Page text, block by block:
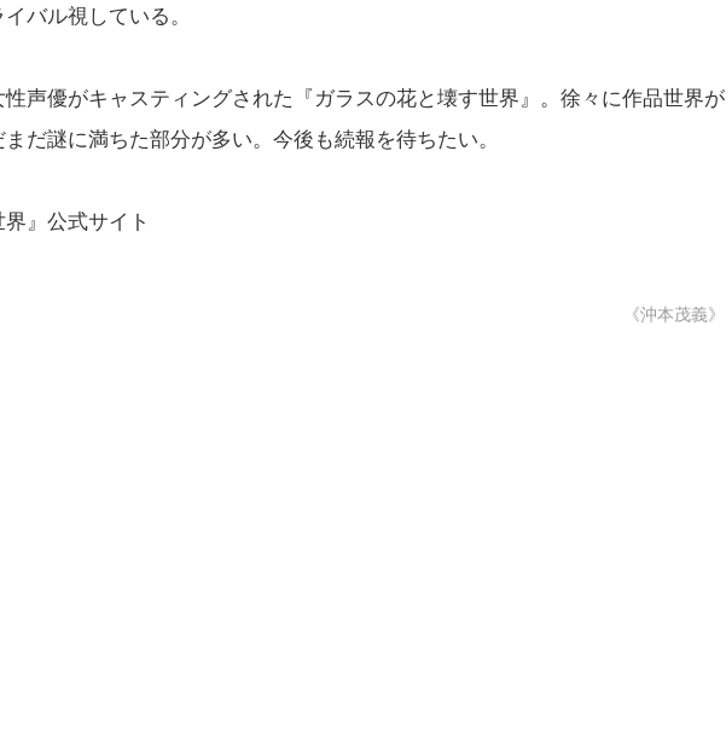
バル視している。
声優がキャスティングされた『ガラスの花と壊す世界』。徐々に作品世界が
だ謎に満ちた部分が多い。今後も続報を待ちたい。
』公式サイト
《沖本茂義》